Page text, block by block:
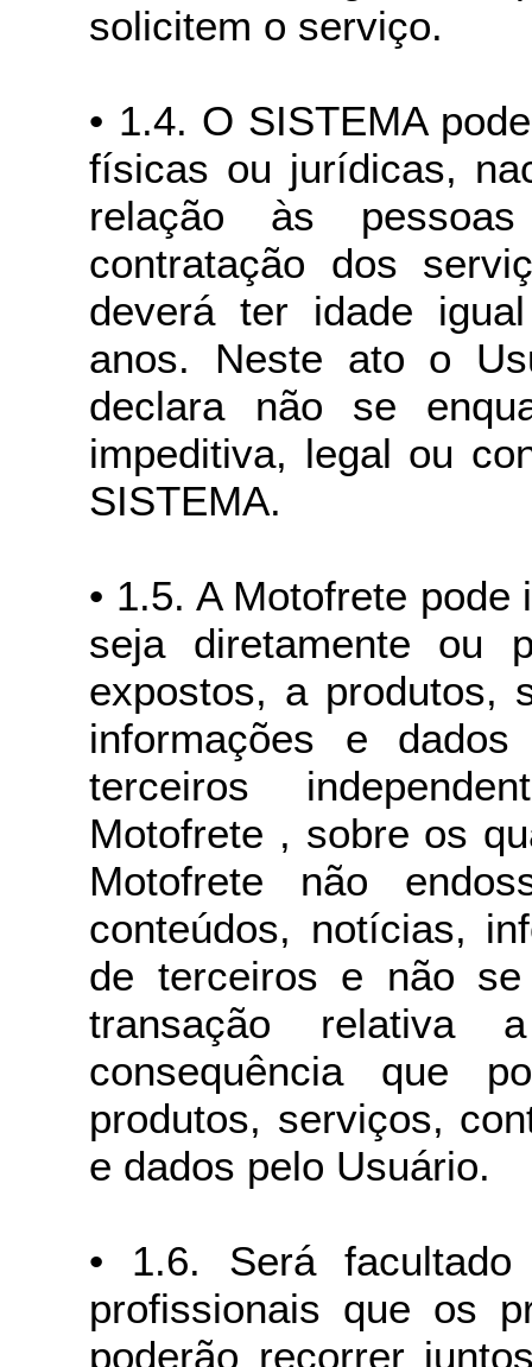
solicitem o serviço.
• 1.4. O SISTEMA
físicas ou jurídicas,
relação às
contratação dos
deverá ter idade
anos. Neste ato o
declara não se
impeditiva, legal ou
SISTEMA.
• 1.5. A Motofrete
seja diretamente ou
expostos, a produtos,
informações e
terceiros
Motofrete , sobre os
Motofrete não
conteúdos, notícias,
de terceiros e não se
transação relativa
consequência que
produtos, serviços,
e dados pelo Usuário.
• 1.6. Será
profissionais que os
poderão recorrer